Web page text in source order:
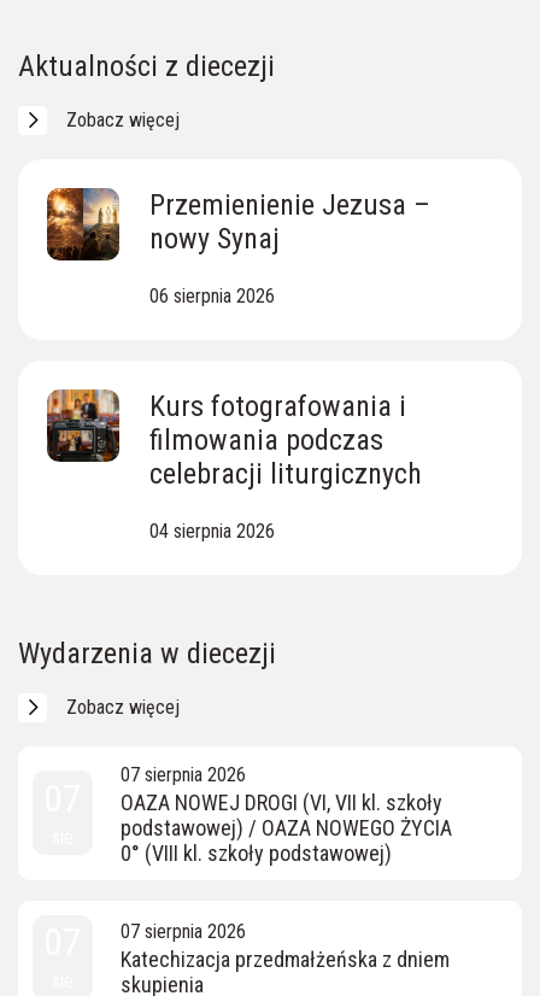
Aktualności z diecezji
Zobacz więcej
Przemienienie Jezusa –
nowy Synaj
06 sierpnia 2026
Kurs fotografowania i
filmowania podczas
celebracji liturgicznych
04 sierpnia 2026
Wydarzenia w diecezji
Zobacz więcej
07 sierpnia 2026
OAZA NOWEJ DROGI (VI, VII kl. szkoły
podstawowej) / OAZA NOWEGO ŻYCIA
0° (VIII kl. szkoły podstawowej)
07 sierpnia 2026
Katechizacja przedmałżeńska z dniem
skupienia